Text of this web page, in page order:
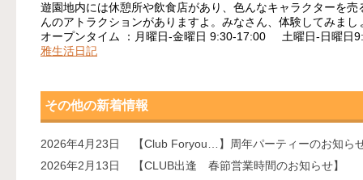
遊園地内には休憩所や飲食店があり、色んなキャラクターを
んのアトラクションがありますよ。みなさん、体験してみまし
オープンタイム ：月曜日-金曜日 9:30-17:00 土曜日-日曜日
雅生活日記
その他の新着情報
2026年4月23日
【Club Foryou…】周年パーティーのお知ら
2026年2月13日
【CLUB出逢 春節営業時間のお知らせ】